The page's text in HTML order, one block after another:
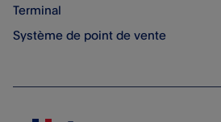
Terminal
Système de point de vente